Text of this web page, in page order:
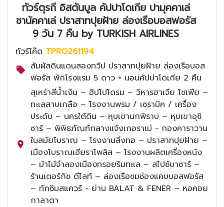
ทัวร์ตุรกี อิสตันบูล คัปปาโดเกีย ปามุคคาเล่
ชานัคคาเล่ ปราสาทปุยฝ้าย ล่องเรือบอสฟอรัส
9 วัน 7 คืน by TURKISH AIRLINES
ทัวร์โค๊ด TPRO261194
สัมผัสดินแดนสองทวีป ปราสาทปุยฝ้าย ล่องเรือบอส
ฟอรัส พักโรงแรม 5 ดาว + นอนคัปปาโดเกีย 2 คืน
สุเหร่าสีน้ำเงิน – ฮิปโปโดรม – วิหารฮาเจีย โซเฟีย –
ทะเลสาบเกลือ – โรงงานพรม / เซรามิค / เครื่อง
ประดับ – นครใต้ดิน – หุบเขานกพิราบ – หุบเขาอุซิ
ซาร์ – พิพิธภัณฑ์กลางแจ้งเกอราเม่ - กองคาราวาน
ในสมัยโบราณ – โรงงานสิ่งทอ – ปราสาทปุยฝ้าย –
เมืองโบราณเฮียราโพลิส – โรงงานผลิตเครื่องหนัง
– ม้าไม้จำลองเมืองทรอยริมทะเล – สไปซ์บาซาร์ –
ร้านเตอร์กิช ดีไลท์ – ล่องเรือชมช่องแคบบอสฟอรัส
– ทักซิมสแควร์ - ย่าน BALAT & FENER – หอคอย
กาลาตา